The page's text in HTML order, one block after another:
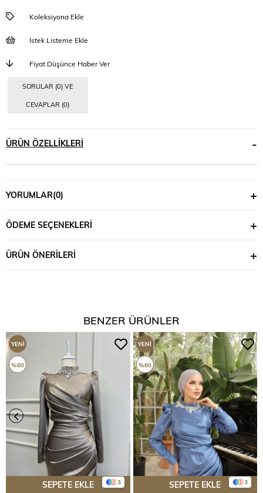
Koleksiyona Ekle
İstek Listeme Ekle
Fiyat Düşünce Haber Ver
SORULAR (0) VE
CEVAPLAR (0)
ÜRÜN ÖZELLIKLERI
YORUMLAR(0)
ÖDEME SEÇENEKLERI
ÜRÜN ÖNERILERI
BENZER ÜRÜNLER
3
SEPETE EKLE
YENI
ÜRÜN
%60
3
SEPETE EKLE
YENI
ÜRÜN
%60